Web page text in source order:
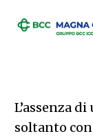
L’assenza
soltanto